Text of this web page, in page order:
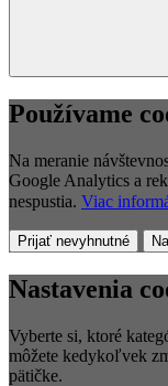
Používame
Na meranie
Google Analytics a
nespustia. Viac
Prijať nevyhnutné
Nastavenia
Vyberte si, ktoré
môžete kedykoľvek
pätičke.